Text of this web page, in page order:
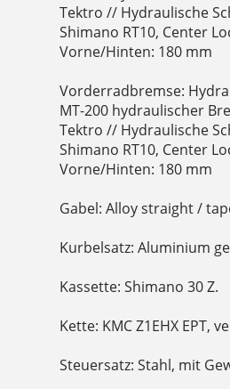
Tektro // Hydraulische
Shimano RT10, Center
Vorne/Hinten: 180 mm
Vorderradbremse:
MT-200 hydraulischer
Tektro // Hydraulische
Shimano RT10, Center
Vorne/Hinten: 180 mm
Gabel: Alloy straight /
Kurbelsatz: Aluminium
Kassette: Shimano 30 Z.
Kette: KMC Z1EHX EPT,
Steuersatz: Stahl, mit